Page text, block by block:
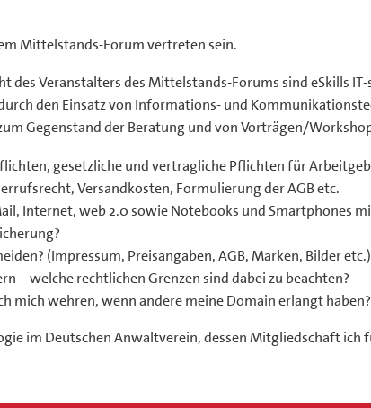
Mittelstands-Forum vertreten sein.
Veranstalters des Mittelstands-Forums sind eSkills
den Einsatz von Informations- und
Gegenstand der Beratung und von Vorträgen/
gesetzliche und vertragliche Pflichten für
Versandkosten, Formulierung der AGB etc.
Internet, web 2.0 sowie Notebooks und Smartphones
(Impressum, Preisangaben, AGB, Marken, Bilder
– welche rechtlichen Grenzen sind dabei zu beachten?
mich wehren, wenn andere meine Domain erlangt haben?
im Deutschen Anwaltverein, dessen Mitgliedschaft ich